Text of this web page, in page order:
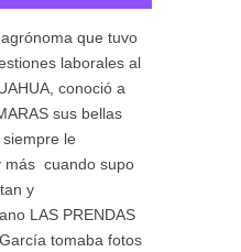
que tuvo
laborales al
conoció a
sus bellas
le
más cuando supo
y
LAS PRENDAS
tomaba fotos